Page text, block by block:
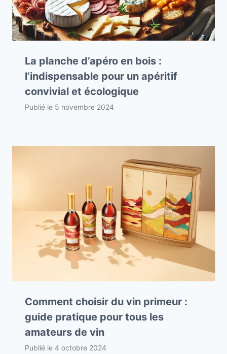
La planche d’apéro en bois :
l’indispensable pour un apéritif
convivial et écologique
Publié le 5 novembre 2024
Comment choisir du vin primeur :
guide pratique pour tous les
amateurs de vin
Publié le 4 octobre 2024